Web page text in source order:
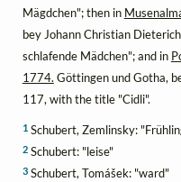
Mägdchen"; then in
bey Johann Christian
schlafende Mädchen"; and in
1774. Göttingen und Gotha,
117, with the title "Cidli".
1Schubert, Zemlinsky:
2Schubert: "leise"
3Schubert, Tomášek: "ward"